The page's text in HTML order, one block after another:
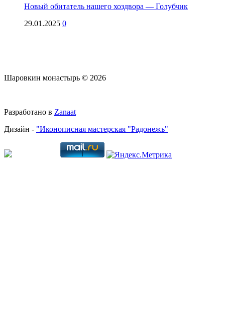
Новый обитатель нашего хоздвора — Голубчик
29.01.2025 0
Шаровкин монастырь © 2026
Разработано в Zanaat
Дизайн - "Иконописная мастерская "Радонежъ"